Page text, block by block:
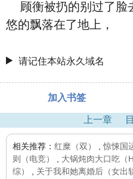
顾衡被扔的别过了脸
悠的飘落在了地上，
请记住本站永久域名
加入书签
上一章
相关推荐： 红糜（双） ,惊悚国
则（电竞）
大锅炖肉大口吃（
综）
关于我和她离婚后（女出